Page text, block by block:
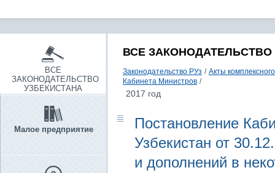
ВСЕ
ЗАКОНОДАТЕЛЬСТВО
УЗБЕКИСТАНА
Малое предприятие
ВСЕ ЗАКОНОДАТЕЛЬСТВО
Законодательство РУз / Акты
Кабинета Министров /
2017 год
Постановление
Узбекистан от
и дополнений в